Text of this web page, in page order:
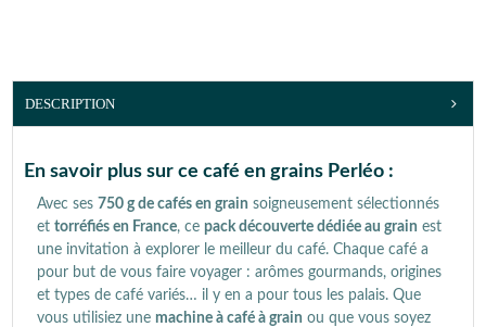
DESCRIPTION
En savoir plus sur ce café en grains Perléo :
Avec ses 750 g de cafés en grain soigneusement sélectionnés
et torréfiés en France, ce pack découverte dédiée au grain est
une invitation à explorer le meilleur du café. Chaque café a
pour but de vous faire voyager : arômes gourmands, origines
et types de café variés… il y en a pour tous les palais. Que
vous utilisiez une machine à café à grain ou que vous soyez